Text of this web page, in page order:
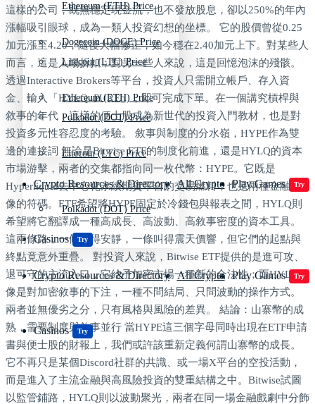
Ethereum (ETH) Price
Litecoin (LTC) Price
Polkadot (DOT) Price
Crypto Resources & Directory All Crypto Play Games Try
Casinos Try
Dogecoin (DOGE) Price
Ethereum (ETH) Price
Litecoin (LTC) Price
Polkadot (DOT) Price
Crypto Resources & Directory All Crypto Play Games Try
Casinos Try
這樣的公司，既無穩定現金流，也不發放股息，卻以250%的年內
漲幅吸引眼球，成為一類人投資幻想的坐標。 它的股價曾從0.25
加元漲至4.20，隨後大幅修正，如今穩在2.40加元上下。對某些人
而言，這是入場折扣；對另一些人來說，這是回憶泡沫的殘骸。
透過Interactive Brokers等平台，投資人只需開立帳戶、存入資
金、輸入「HYLQ–PURE」，即可完成下單。在一個講究槓桿與
敘事的年代，這樣的便士股成為新世代的投資入門教材，也是對
投資多元性容忍度的考驗。 敘事與制度的分水嶺，HYPE作為雙
邊的連接詞 無論是Bitwise ETF的制度化前進，還是HYLQ的資本
市場游擊，兩者的交集都指向同一枚代幣：HYPE。它既是
Hyperliquid去中心化永續期貨平台的交易燃料，也是兩種金融想
像的符碼。ETF希望將HYPE固定於冷錢包與報表之間，HYLQ則
希望將它翻譯成一種高成長、高波動、高敘事密度的資本工具。
這兩條路，一條走得安靜，一條叫得震天價響，但它們的起點與
終點竟意外重疊。 對投資人來說，Bitwise ETF提供的是進可攻、
退可守的主流入口，它給予加密市場一種新的合法性；而HYLQ則
像是對加密敘事的下注，一種不問結局、只問波動的操作方式。
兩者並無優劣之分，只有風格與風險的差異。 結論：山寨幣的成
熟，需要制度與敘事並行 當HYPE這三個字母同時出現在ETF申請
書與便士股的財報上，我們或許該重新定義何謂山寨幣的成長。
它不再只是某個Discord社群的共識、或一場X平台的空投活動，
而是進入了主流金融與高風險投資的雙重結構之中。Bitwise試圖
以監管鋪路，HYLQ則以波動聚光，兩者在同一場金融戲劇中分飾